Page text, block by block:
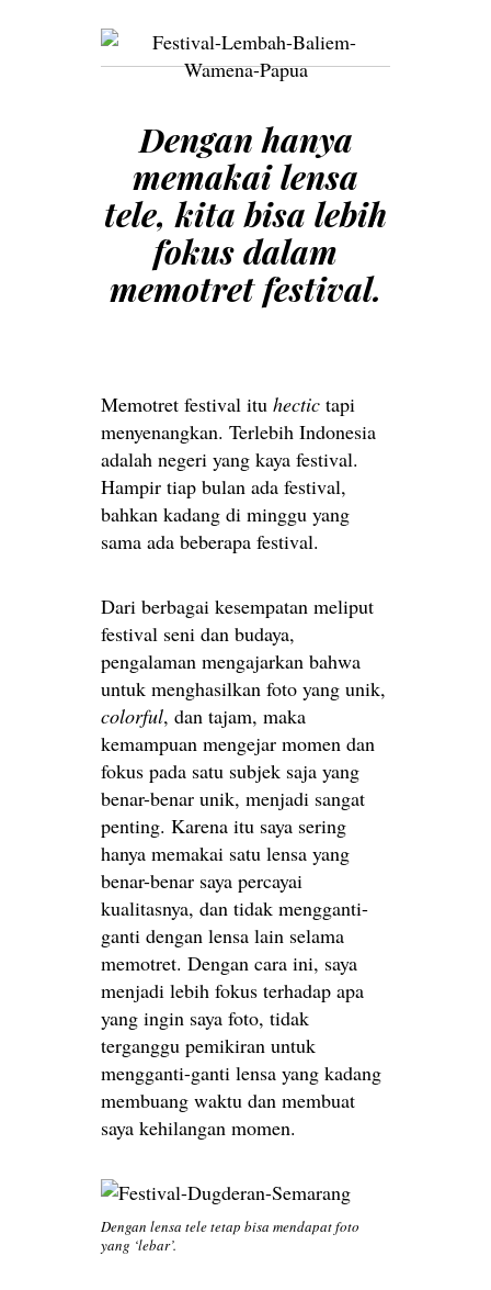
Dengan hanya
memakai lensa
tele, kita bisa lebih
fokus dalam
memotret festival.
Memotret festival itu hectic tapi
menyenangkan. Terlebih Indonesia
adalah negeri yang kaya festival.
Hampir tiap bulan ada festival,
bahkan kadang di minggu yang
sama ada beberapa festival.
Dari berbagai kesempatan meliput
festival seni dan budaya,
pengalaman mengajarkan bahwa
untuk menghasilkan foto yang unik,
colorful, dan tajam, maka
kemampuan mengejar momen dan
fokus pada satu subjek saja yang
benar-benar unik, menjadi sangat
penting. Karena itu saya sering
hanya memakai satu lensa yang
benar-benar saya percayai
kualitasnya, dan tidak mengganti-
ganti dengan lensa lain selama
memotret. Dengan cara ini, saya
menjadi lebih fokus terhadap apa
yang ingin saya foto, tidak
terganggu pemikiran untuk
mengganti-ganti lensa yang kadang
membuang waktu dan membuat
saya kehilangan momen.
Dengan lensa tele tetap bisa mendapat foto
yang ‘lebar’.